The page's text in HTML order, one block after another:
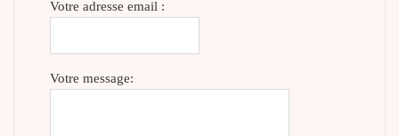
Votre adresse email :
Votre message: